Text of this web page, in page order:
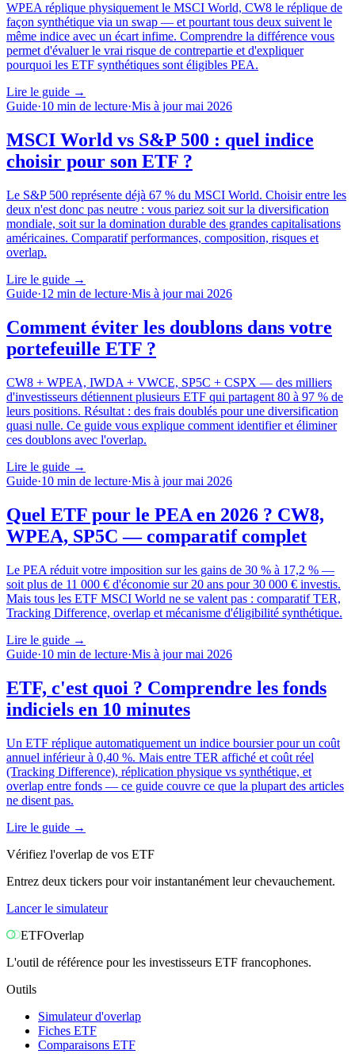
WPEA réplique physiquement le MSCI World, CW8 le réplique de
façon synthétique via un swap — et pourtant tous deux suivent le
même indice avec un écart infime. Comprendre la différence vous
permet d'évaluer le vrai risque de contrepartie et d'expliquer
pourquoi les ETF synthétiques sont éligibles PEA.
Lire le guide →
Guide·10 min de lecture·Mis à jour mai 2026
MSCI World vs S&P 500 : quel indice
choisir pour son ETF ?
Le S&P 500 représente déjà 67 % du MSCI World. Choisir entre les
deux n'est donc pas neutre : vous pariez soit sur la diversification
mondiale, soit sur la domination durable des grandes capitalisations
américaines. Comparatif performances, composition, risques et
overlap.
Lire le guide →
Guide·12 min de lecture·Mis à jour mai 2026
Comment éviter les doublons dans votre
portefeuille ETF ?
CW8 + WPEA, IWDA + VWCE, SP5C + CSPX — des milliers
d'investisseurs détiennent plusieurs ETF qui partagent 80 à 97 % de
leurs positions. Résultat : des frais doublés pour une diversification
quasi nulle. Ce guide vous explique comment identifier et éliminer
ces doublons avec l'overlap.
Lire le guide →
Guide·10 min de lecture·Mis à jour mai 2026
Quel ETF pour le PEA en 2026 ? CW8,
WPEA, SP5C — comparatif complet
Le PEA réduit votre imposition sur les gains de 30 % à 17,2 % —
soit plus de 11 000 € d'économie sur 20 ans pour 30 000 € investis.
Mais tous les ETF MSCI World ne se valent pas : comparatif TER,
Tracking Difference, overlap et mécanisme d'éligibilité synthétique.
Lire le guide →
Guide·10 min de lecture·Mis à jour mai 2026
ETF, c'est quoi ? Comprendre les fonds
indiciels en 10 minutes
Un ETF réplique automatiquement un indice boursier pour un coût
annuel inférieur à 0,40 %. Mais entre TER affiché et coût réel
(Tracking Difference), réplication physique vs synthétique, et
overlap entre fonds — ce guide couvre ce que la plupart des articles
ne disent pas.
Lire le guide →
Vérifiez l'overlap de vos ETF
Entrez deux tickers pour voir instantanément leur chevauchement.
Lancer le simulateur
ETFOverlap
L'outil de référence pour les investisseurs ETF francophones.
Outils
Simulateur d'overlap
Fiches ETF
Comparaisons ETF